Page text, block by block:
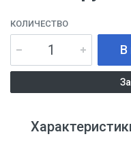
КОЛИЧЕСТВО
В